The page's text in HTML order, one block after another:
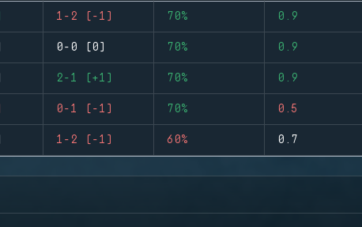
1-2 (-1) 70% 0.9
0-0 (0) 70% 0.9
2-1 (+1) 70% 0.9
0-1 (-1) 70% 0.5
1-2 (-1) 60% 0.7